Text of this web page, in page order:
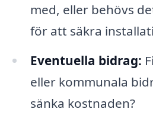
med, eller behövs
för att säkra
Eventuella bidrag:
eller kommunala
sänka kostnaden?